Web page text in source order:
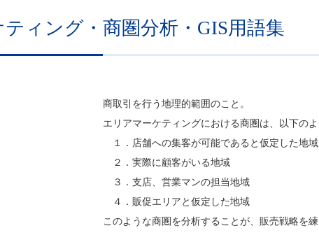
ィング・商圏分析・GIS用語集
商取引を行う地理的範囲のこと。
エリアマーケティングにおける商圏は、以下のよ
１．店舗への集客が可能であると仮定した地域
２．実際に顧客がいる地域
３．支店、営業マンの担当地域
４．販促エリアと仮定した地域
このような商圏を分析することが、販売戦略を